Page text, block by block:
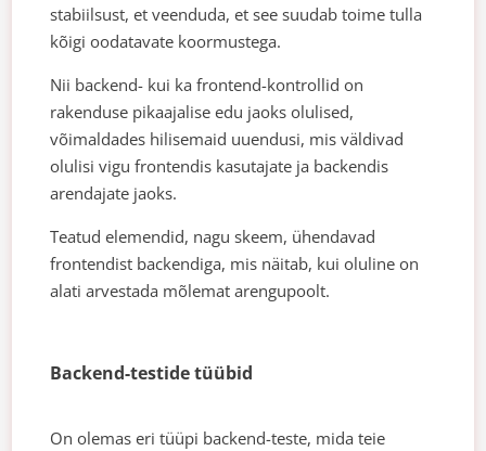
stabiilsust, et veenduda, et see suudab toime tulla
kõigi oodatavate koormustega.
Nii backend- kui ka frontend-kontrollid on
rakenduse pikaajalise edu jaoks olulised,
võimaldades hilisemaid uuendusi, mis väldivad
olulisi vigu frontendis kasutajate ja backendis
arendajate jaoks.
Teatud elemendid, nagu skeem, ühendavad
frontendist backendiga, mis näitab, kui oluline on
alati arvestada mõlemat arengupoolt.
Backend-testide tüübid
On olemas eri tüüpi backend-teste, mida teie